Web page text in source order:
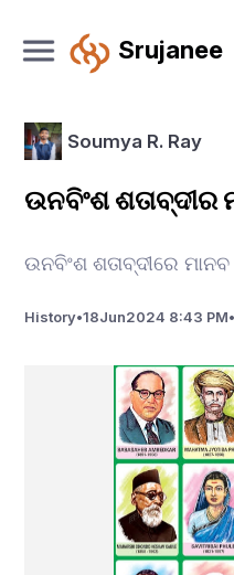
Srujanee
Soumya R. Ray
ଉନବିଂଶ ଶତାବ୍ଦୀର
ଉନବିଂଶ ଶତାବ୍ଦୀରେ
History•18Jun2024 8:43 PM